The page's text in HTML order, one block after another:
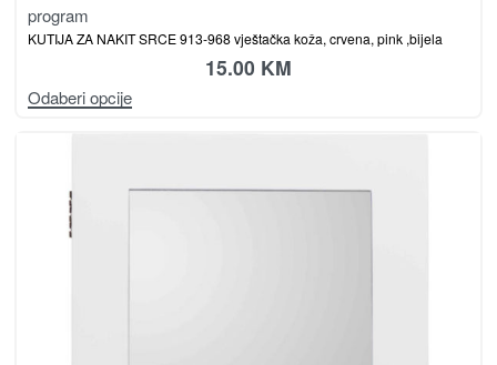
program
KUTIJA ZA NAKIT SRCE 913-968 vještačka koža, crvena, pink ,bijela
15.00 KM
Odaberi opcije